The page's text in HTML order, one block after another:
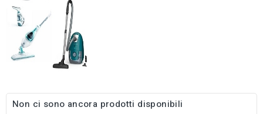
Non ci sono ancora prodotti disponibili